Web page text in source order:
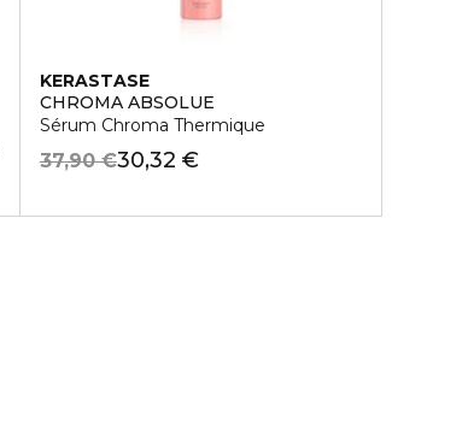
KERASTASE
CHROMA ABSOLUE
Sérum Chroma Thermique
30,32 €
37,90 €